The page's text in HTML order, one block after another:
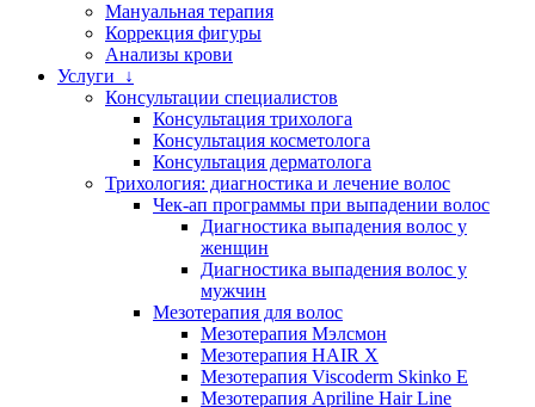
Мануальная терапия
Коррекция фигуры
Анализы крови
Услуги ↓
Консультации специалистов
Консультация трихолога
Консультация косметолога
Консультация дерматолога
Трихология: диагностика и лечение волос
Чек-ап программы при выпадении волос
Диагностика выпадения волос у
женщин
Диагностика выпадения волос у
мужчин
Мезотерапия для волос
Мезотерапия Мэлсмон
Мезотерапия HAIR X
Мезотерапия Viscoderm Skinko E
Мезотерапия Apriline Hair Line